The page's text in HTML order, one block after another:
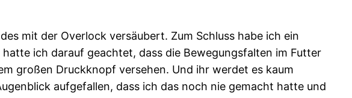
mit der Overlock versäubert. Zum Schluss habe ich ein
ich darauf geachtet, dass die Bewegungsfalten im Futter
großen Druckknopf versehen. Und ihr werdet es kaum
aufgefallen, dass ich das noch nie gemacht hatte und